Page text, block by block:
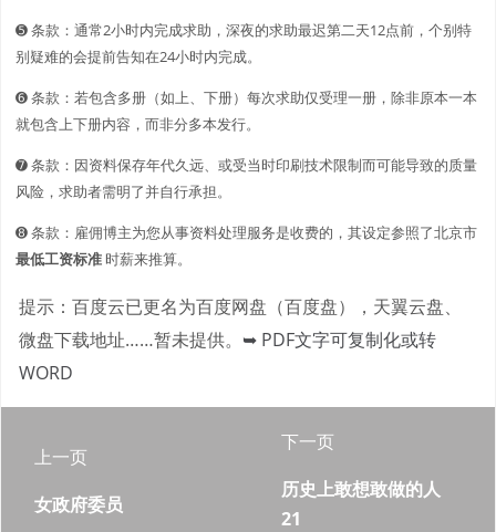
➎ 条款：通常2小时内完成求助，深夜的求助最迟第二天12点前，个别特
别疑难的会提前告知在24小时内完成。
➏ 条款：若包含多册（如上、下册）每次求助仅受理一册，除非原本一本
就包含上下册内容，而非分多本发行。
➐ 条款：因资料保存年代久远、或受当时印刷技术限制而可能导致的质量
风险，求助者需明了并自行承担。
➑ 条款：雇佣博主为您从事资料处理服务是收费的，其设定参照了北京市
最低工资标准时薪来推算。
提示：百度云已更名为百度网盘（百度盘），天翼云盘、
微盘下载地址……暂未提供。 ➥ PDF文字可复制化或转
WORD
上一页
女政府委员
下一页
历史上敢想敢做的人
21